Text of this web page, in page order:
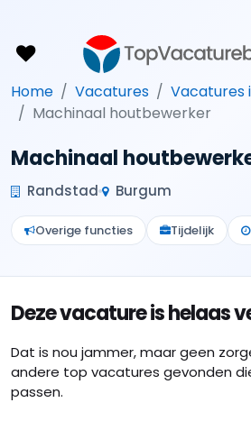
Home Vacatures
Vacatures
Machinaal houtbewerker
Machinaal
Randstad Burgum
Overige functies Tijdelijk
Deze vacature is helaas
Dat is nou jammer, maar geen
andere top vacatures gevonden
passen.